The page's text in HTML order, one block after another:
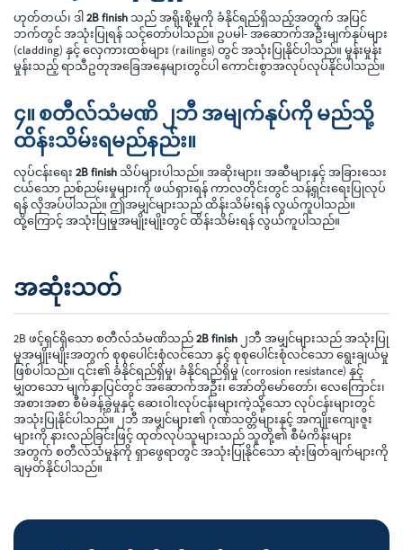
ဟုတ်တယ်၊ ဒါ 2B finish သည် အရိုးစို့မှုကို ခံနိုင်ရည်ရှိသည့်အတွက် အပြင်
ဘက်တွင် အသုံးပြုရန် သင့်တော်ပါသည်။ ဥပမါ- အဆောက်အဦးမျက်နုပ်များ
(cladding) နှင့် လှေကားထစ်များ (railings) တွင် အသုံးပြုနိုင်ပါသည်။ မှုန်းမှုန်း
မှုန်းသည့် ရာသီဥတုအခြေအနေများတွင်ပါ ကောင်းစွာအလုပ်လုပ်နိုင်ပါသည်။
၄။ စတီလ်သံမဏိ ၂ဘီ အမျက်နုပ်ကို မည်သို့
ထိန်းသိမ်းရမည်နည်း။
လုပ်ငန်းရေး 2B finish သိပ်များပါသည်။ အဆိုးများ၊ အဆီများနှင့် အခြားသေး
ငယ်သော ညစ်ညမ်းမှုများကို ဖယ်ရှားရန် ကာလတိုင်းတွင် သန့်ရှင်းရေးပြုလုပ်
ရန် လိုအပ်ပါသည်။ ဤအမျှင်များသည် ထိန်းသိမ်းရန် လွယ်ကူပါသည်။
ထို့ကြောင့် အသုံးပြုမှုအမျိုးမျိုးတွင် ထိန်းသိမ်းရန် လွယ်ကူပါသည်။
အဆုံးသတ်
2B ဖင့်ရှင်ရှိသော စတီလ်သံမဏိသည်2B finish ၂ဘီ အမျှင်များသည် အသုံးပြု
မှုအမျိုးမျိုးအတွက် စုစုပေါင်းစုံလင်သော နှင့် စုစုပေါင်းစုံလင်သော ရွေးချယ်မှု
ဖြစ်ပါသည်။ ၎င်း၏ ခံနိုင်ရည်ရှိမှု၊ ခံနိုင်ရည်ရှိမှု (corrosion resistance) နှင့်
မျှတသော မျက်နှာပြင်တွင် အဆောက်အဦး၊ အော်တိုမော်တော်၊ လေကြောင်း၊
အစားအစာ စီမံခန့်ခွဲမှုနှင့် ဆေးဝါးလုပ်ငန်းများကဲ့သို့သော လုပ်ငန်းများတွင်
အသုံးပြုနိုင်ပါသည်။ ၂ဘီ အမျှင်များ၏ ဂုဏ်သတ္တိများနှင့် အကျိုးကျေးဇူး
များကို နားလည်ခြင်းဖြင့် ထုတ်လုပ်သူများသည် သူတို့၏ စီမံကိန်းများ
အတွက် စတီလ်သံမှုန်ကို ရှာဖွေရာတွင် အသုံးပြုနိုင်သော ဆုံးဖြတ်ချက်များကို
ချမှတ်နိုင်ပါသည်။